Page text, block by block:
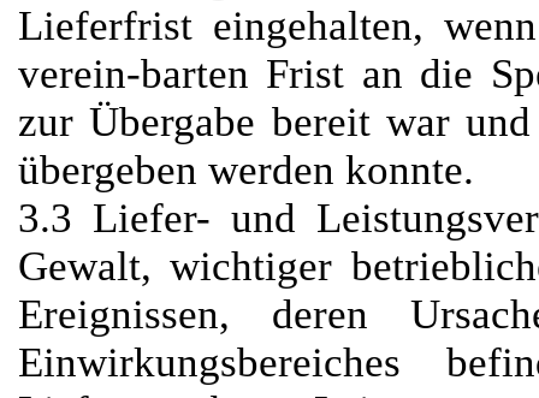
Lieferfrist eingehalten,
verein-barten Frist an die
zur Übergabe bereit war
übergeben werden konnte.
3.3 Liefer- und
Gewalt, wichtiger
Ereignissen, deren
Einwirkungsbereiches